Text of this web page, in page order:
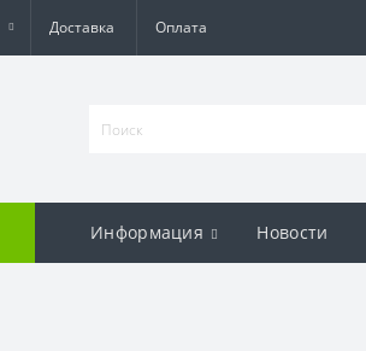
Доставка Оплата
Информация Новости